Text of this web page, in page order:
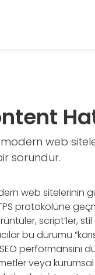
web
sorundur.
web sitelerinin
protokolüne
script’ler,
bu durumu
performansını
veya